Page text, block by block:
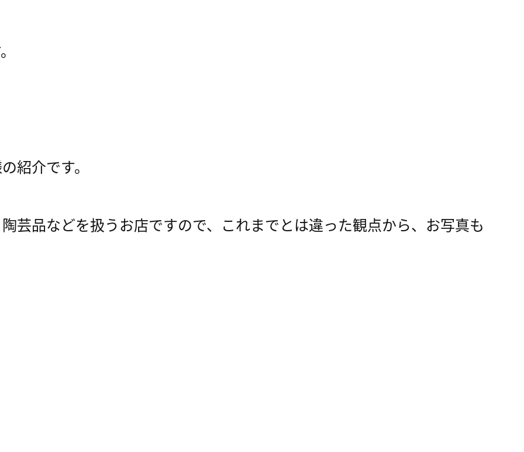
紹介です。
芸品などを扱うお店ですので、これまでとは違った観点から、お写真も